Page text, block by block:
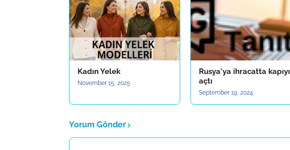
Kadın Yelek
November 15, 2025
Rusya'ya ihracatta kapıyı
açtı
September 19, 2024
Yorum Gönder